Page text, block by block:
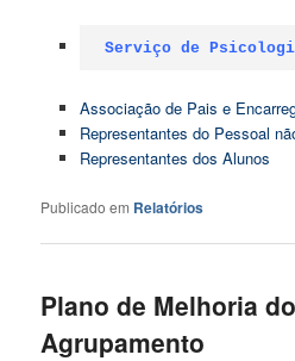
Serviço de
Associação de Pais e
Representantes do Pessoal
Representantes dos Alunos
Publicado em Relatórios
Plano de Melhoria do
Agrupamento